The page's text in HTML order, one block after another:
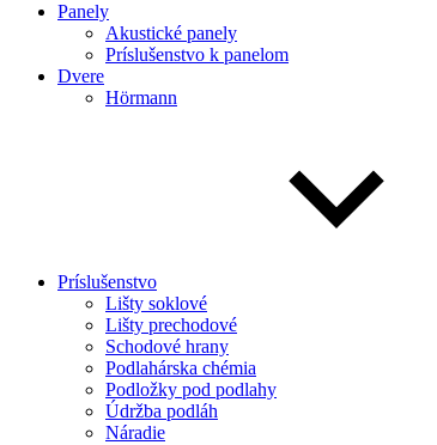
Panely
Akustické panely
Príslušenstvo k panelom
Dvere
Hörmann
Príslušenstvo
Lišty soklové
Lišty prechodové
Schodové hrany
Podlahárska chémia
Podložky pod podlahy
Údržba podláh
Náradie